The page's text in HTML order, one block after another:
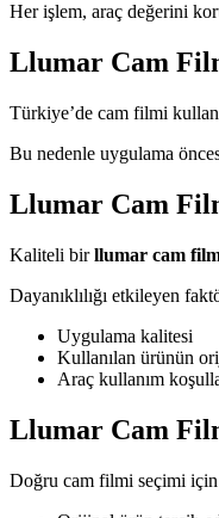
Her işlem, araç değerini
Llumar Cam
Türkiye’de cam filmi
Bu nedenle uygulama
Llumar Cam
Kaliteli birllumar cam
Dayanıklılığı etkileyen
Uygulama kalitesi
Kullanılan ürünün
Araç kullanım
Llumar Cam
Doğru cam filmi seçimi